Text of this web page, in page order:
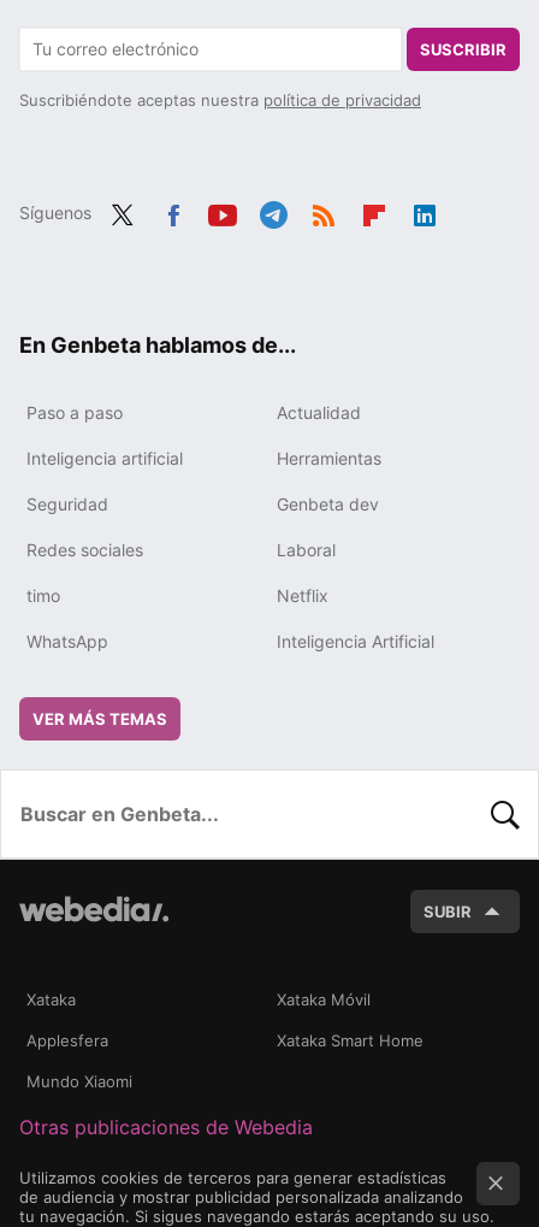
SUSCRIBIR
Suscribiéndote aceptas nuestra política de privacidad
Síguenos
En Genbeta hablamos de...
Paso a paso Actualidad
Inteligencia artificial Herramientas
Seguridad Genbeta dev
Redes sociales Laboral
timo Netflix
WhatsApp Inteligencia Artificial
VER MÁS TEMAS
SUBIR
Xataka Xataka Móvil
Applesfera Xataka Smart Home
Mundo Xiaomi
Otras publicaciones de Webedia
Utilizamos cookies de terceros para generar estadísticas
de audiencia y mostrar publicidad personalizada analizando
tu navegación. Si sigues navegando estarás aceptando su uso.